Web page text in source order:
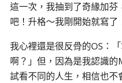
這一次，我抽到了奇緣加芬
吧！升格～我剛開始就寫了
我心裡還是很反骨的OS：
啊？」但，因為是我認識
試看不同的人生，相信也不